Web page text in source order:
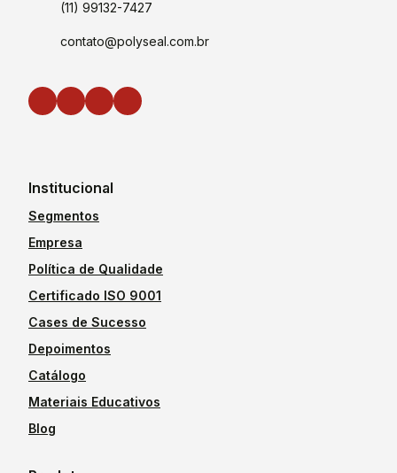
(11) 99132-7427
contato@polyseal.com.br
Institucional
Segmentos
Empresa
Política de Qualidade
Certificado ISO 9001
Cases de Sucesso
Depoimentos
Catálogo
Materiais Educativos
Blog